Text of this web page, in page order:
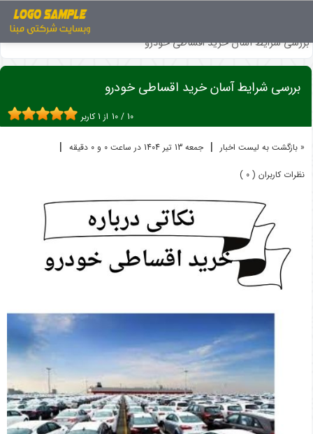
بررسی شرایط آسان خرید اقساطی خودرو
بررسی شرایط آسان خرید اقساطی خودرو
10 / 10 از 1کاربر
« بازگشت به لیست اخبار | جمعه 13 تير 1404 در ساعت 0 و 0 دقیقه |
نظرات کاربران ( 0 )